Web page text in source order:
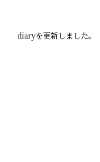
diaryを更新しました。